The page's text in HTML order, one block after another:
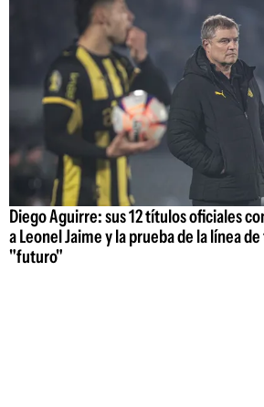
Diego Aguirre: sus 12 títulos oficiales
a Leonel Jaime y la prueba de la línea
"futuro"